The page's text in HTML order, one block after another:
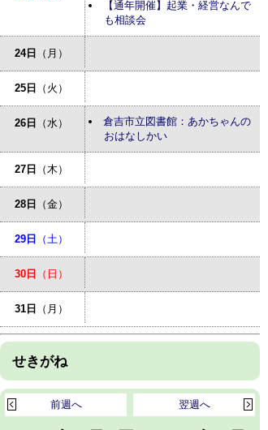
【通年開催】起業・経営なんで
も相談会
24日 （月）
25日 （火）
26日 （水）
倉吉市立図書館：あかちゃんの
おはなしかい
27日 （木）
28日 （金）
29日 （土）
30日 （日）
31日 （月）
せきがね
翌週へ
前週へ